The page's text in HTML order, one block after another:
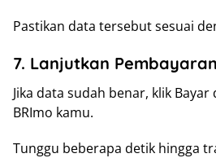
Pastikan data tersebut sesuai
7. Lanjutkan Pembayaran
Jika data sudah benar, klik Bayar
BRImo kamu.
Tunggu beberapa detik hingga